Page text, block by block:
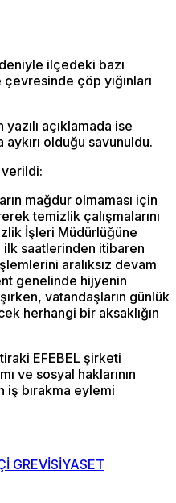
ilçedeki bazı
çöp yığınları
açıklamada ise
olduğu savunuldu.
mağdur olmaması için
temizlik çalışmalarını
İşleri Müdürlüğüne
ilk saatlerinden itibaren
aralıksız devam
genelinde hijyenin
vatandaşların günlük
herhangi bir aksaklığın
EFEBEL şirketi
ve sosyal haklarının
bırakma eylemi
GREVİSİYASET